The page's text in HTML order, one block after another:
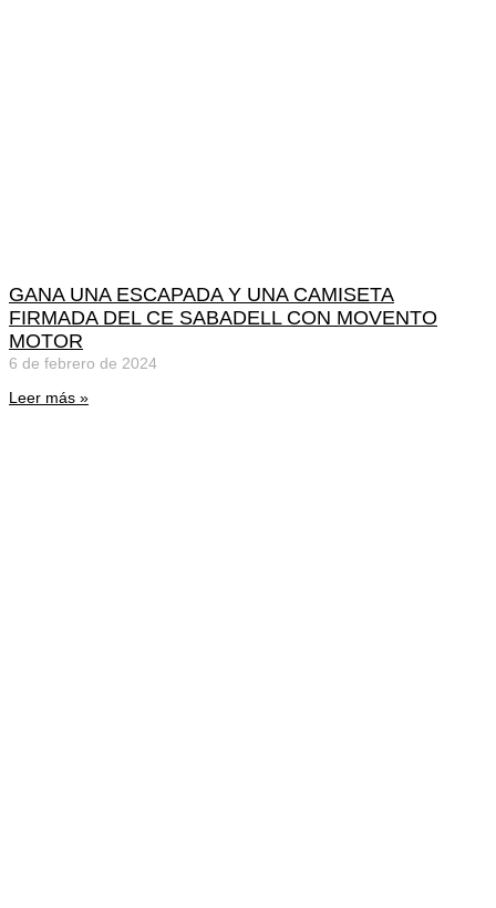
GANA UNA ESCAPADA Y UNA CAMISETA
FIRMADA DEL CE SABADELL CON MOVENTO
MOTOR
6 de febrero de 2024
Leer más »